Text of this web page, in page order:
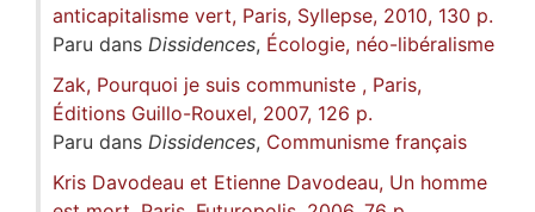
anticapitalisme vert, Paris, Syllepse, 2010, 130 p.
Paru dans Dissidences, Écologie, néo-libéralisme
Zak, Pourquoi je suis communiste , Paris,
Éditions Guillo-Rouxel, 2007, 126 p.
Paru dans Dissidences, Communisme français
Kris Davodeau et Etienne Davodeau, Un homme